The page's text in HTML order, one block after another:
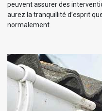
peuvent assurer des
aurez la tranquillité d’esprit
normalement.